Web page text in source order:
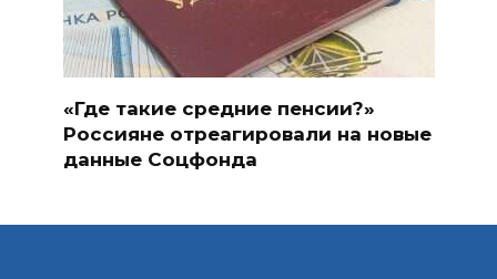
«Где такие средние пенсии?»
Россияне отреагировали на новые
данные Соцфонда